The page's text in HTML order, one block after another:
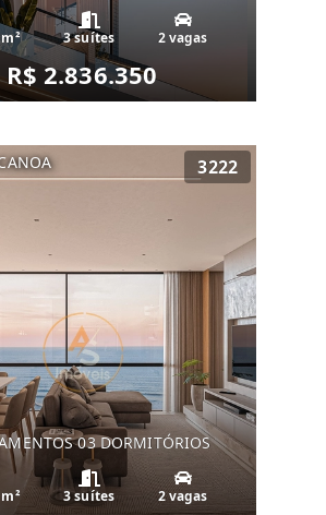
3 suítes 2 vagas
R$ 2.836.350
3222
03 DORMITÓRIOS
3 suítes 2 vagas